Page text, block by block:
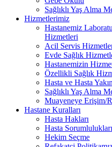
Sağlıklı Yaş Alma
Hizmetlerimiz
Hastanemiz
Hizmetleri
Acil Servis
Evde Sağlık
Hastanemizin
Özellikli Sağlık
Hasta ve Hasta
Sağlıklı Yaş Alma
Muayeneye Erişim/
Hastane Kuralları
Hasta Hakları
Hasta Sorumlulukları
Hekim Seçme